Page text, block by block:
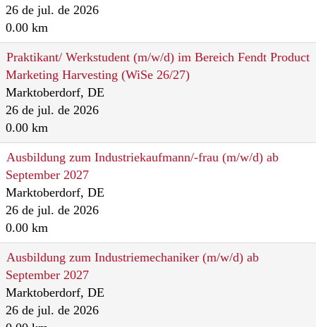
26 de jul. de 2026
0.00 km
Praktikant/ Werkstudent (m/w/d) im Bereich Fendt Product
Marketing Harvesting (WiSe 26/27)
Marktoberdorf, DE
26 de jul. de 2026
0.00 km
Ausbildung zum Industriekaufmann/-frau (m/w/d) ab
September 2027
Marktoberdorf, DE
26 de jul. de 2026
0.00 km
Ausbildung zum Industriemechaniker (m/w/d) ab
September 2027
Marktoberdorf, DE
26 de jul. de 2026